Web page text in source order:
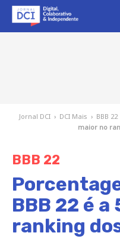
Jornal DCI › DCI Mais › BBB 22
maior no
BBB 22
BBB 22 é a
ranking